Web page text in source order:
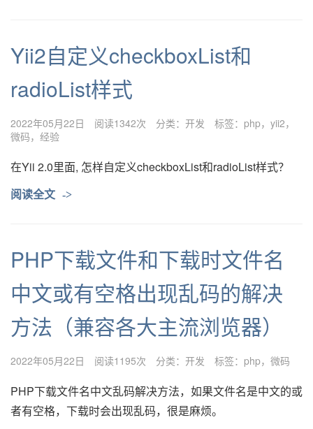
Yii2自定义checkboxList和
radioList样式
2022年05月22日 阅读1342次 分类： 开发 标签： php
yii2
微码
经验
在Yii 2.0里面, 怎样自定义checkboxList和radioList样式？
阅读全文 ->
PHP下载文件和下载时文件名
中文或有空格出现乱码的解决
方法（兼容各大主流浏览器）
2022年05月22日 阅读1195次 分类： 开发 标签： php 微码
PHP下载文件名中文乱码解决方法，如果文件名是中文的或
者有空格，下载时会出现乱码，很是麻烦。